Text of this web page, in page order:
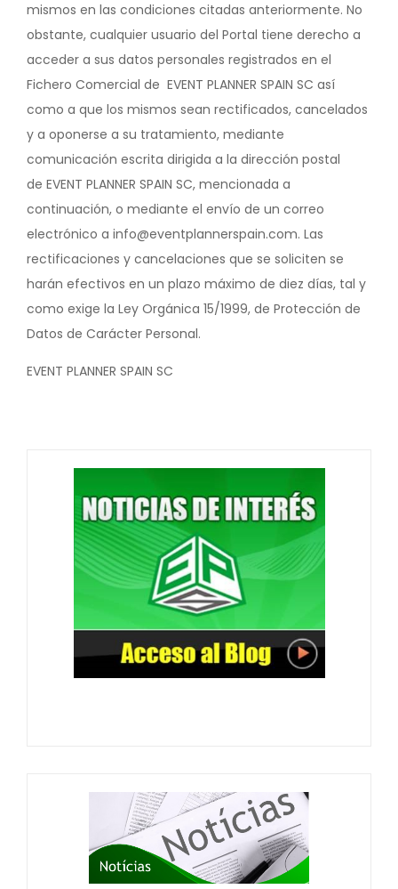
mismos en las condiciones citadas anteriormente. No
obstante, cualquier usuario del Portal tiene derecho a
acceder a sus datos personales registrados en el
Fichero Comercial de EVENT PLANNER SPAIN SC así
como a que los mismos sean rectificados, cancelados
y a oponerse a su tratamiento, mediante
comunicación escrita dirigida a la dirección postal
de EVENT PLANNER SPAIN SC, mencionada a
continuación, o mediante el envío de un correo
electrónico a info@eventplannerspain.com. Las
rectificaciones y cancelaciones que se soliciten se
harán efectivos en un plazo máximo de diez días, tal y
como exige la Ley Orgánica 15/1999, de Protección de
Datos de Carácter Personal.
EVENT PLANNER SPAIN SC